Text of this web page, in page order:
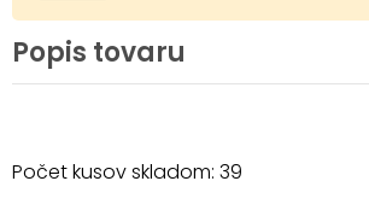
Popis tovaru
Počet kusov skladom: 39